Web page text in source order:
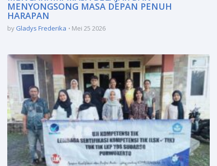
MENYONGSONG MASA DEPAN PENUH
HARAPAN
by Gladys Frederika Mei 25 2026